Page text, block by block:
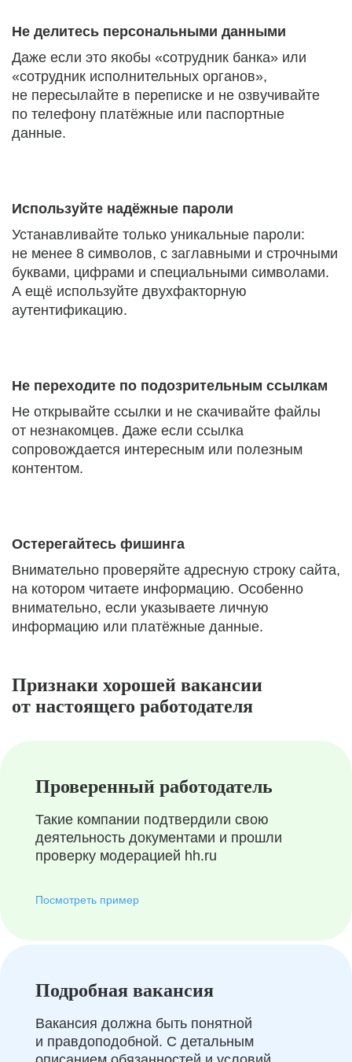
Не делитесь персональными данными
Даже если это якобы «сотрудник банка» или
«сотрудник исполнительных органов»,
не пересылайте в переписке и не озвучивайте
по телефону платёжные или паспортные
данные.
Используйте надёжные пароли
Устанавливайте только уникальные пароли:
не менее 8 символов, с заглавными и строчными
буквами, цифрами и специальными символами.
А ещё используйте двухфакторную
аутентификацию.
Не переходите по подозрительным ссылкам
Не открывайте ссылки и не скачивайте файлы
от незнакомцев. Даже если ссылка
сопровождается интересным или полезным
контентом.
Остерегайтесь фишинга
Внимательно проверяйте адресную строку сайта,
на котором читаете информацию. Особенно
внимательно, если указываете личную
информацию или платёжные данные.
Признаки хорошей вакансии
от настоящего работодателя
Проверенный работодатель
Такие компании подтвердили свою
деятельность документами и прошли
проверку модерацией hh.ru
Посмотреть пример
Подробная вакансия
Вакансия должна быть понятной
и правдоподобной. С детальным